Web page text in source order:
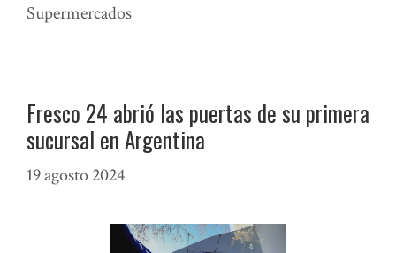
Supermercados
Fresco 24 abrió las puertas de su primera
sucursal en Argentina
19 agosto 2024